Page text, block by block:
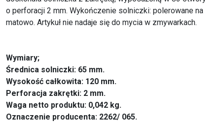
o perforacji 2 mm. Wykończenie solniczki: polerowane na
matowo. Artykuł nie nadaje się do mycia w zmywarkach.
Wymiary;
Średnica solniczki: 65 mm.
Wysokość całkowita: 120 mm.
Perforacja zakrętki: 2 mm.
Waga netto produktu: 0,042 kg.
Oznaczenie producenta: 2262/ 065.